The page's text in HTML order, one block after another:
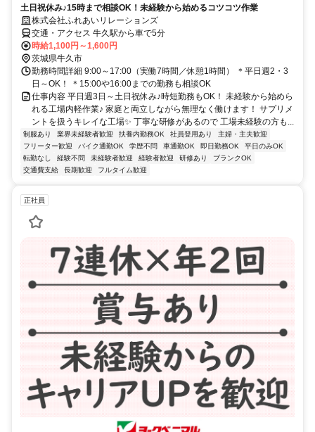
土日祝休み♪15時まで相談OK！未経験から始めるコツコツ作業
株式会社ふれあいリレーションズ
交通・アクセス 牛久駅から車で5分
時給1,100円～1,600円
茨城県牛久市
勤務時間詳細 9:00～17:00（実働7時間／休憩1時間） ＊平日週2・3
日～OK！ ＊15:00や16:00までの勤務も相談OK
仕事内容 平日週3日～土日祝休み♪時短勤務もOK！ 未経験から始めら
れる工場内軽作業♪ 家庭と両立しながら無理なく働けます！ サプリメ
ントを扱うキレイな工場✨ 丁寧な研修があるので 工場未経験の方も...
制服あり 業界未経験者歓迎 扶養内勤務OK 社員登用あり
主婦・主夫歓迎
フリーター歓迎
バイク通勤OK 学歴不問 車通勤OK 即日勤務OK
平日のみOK
転勤なし
経験不問 未経験者歓迎 経験者歓迎 研修あり
ブランクOK
交通費支給
長期歓迎 フルタイム歓迎
正社員